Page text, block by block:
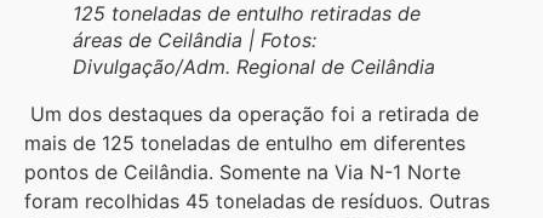
125 toneladas de entulho retiradas de
áreas de Ceilândia | Fotos:
Divulgação/Adm. Regional de Ceilândia
Um dos destaques da operação foi a retirada de
mais de 125 toneladas de entulho em diferentes
pontos de Ceilândia. Somente na Via N-1 Norte
foram recolhidas 45 toneladas de resíduos. Outras